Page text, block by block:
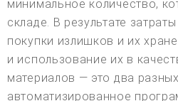
минимальное количество,
складе. В результате
покупки излишков и их
и использование их в
материалов — это два
автоматизированное